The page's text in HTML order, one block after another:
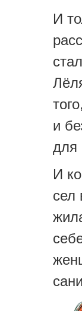
И
и
для
И
сел